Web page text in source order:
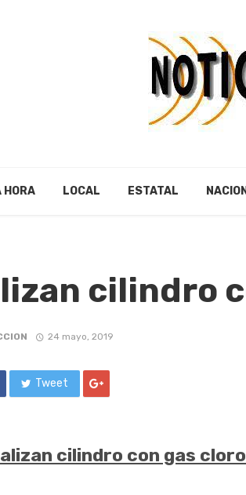
HORA LOCAL ESTATAL
cilindro
24 mayo, 2019
Tweet
cilindro con gas